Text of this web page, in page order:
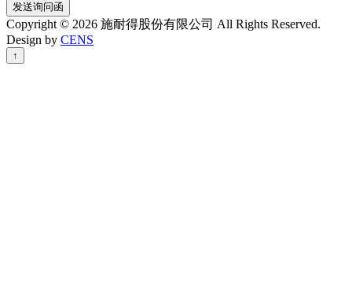
发送询问函
Copyright © 2026 施耐得股份有限公司 All Rights Reserved.
Design by CENS
↑